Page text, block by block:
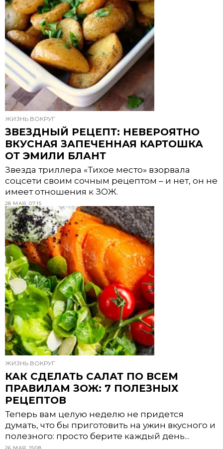
ЖИЗНЬ ВОКРУГ
ЗВЕЗДНЫЙ РЕЦЕПТ: НЕВЕРОЯТНО
ВКУСНАЯ ЗАПЕЧЕННАЯ КАРТОШКА
ОТ ЭМИЛИ БЛАНТ
Звезда триллера «Тихое место» взорвала
соцсети своим сочным рецептом – и нет, он не
имеет отношения к ЗОЖ.
28 МАЯ, 07:15
ЖИЗНЬ ВОКРУГ
КАК СДЕЛАТЬ САЛАТ ПО ВСЕМ
ПРАВИЛАМ ЗОЖ: 7 ПОЛЕЗНЫХ
РЕЦЕПТОВ
Теперь вам целую неделю не придется
думать, что бы приготовить на ужин вкусного и
полезного: просто берите каждый день...